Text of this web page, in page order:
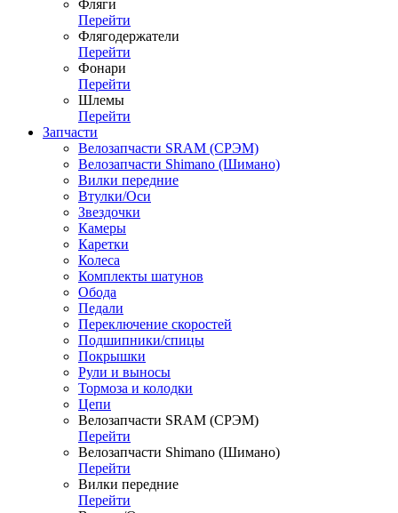
Фляги
Перейти
Флягодержатели
Перейти
Фонари
Перейти
Шлемы
Перейти
Запчасти
Велозапчасти SRAM (СРЭМ)
Велозапчасти Shimano (Шимано)
Вилки передние
Втулки/Оси
Звездочки
Камеры
Каретки
Колеса
Комплекты шатунов
Обода
Педали
Переключение скоростей
Подшипники/спицы
Покрышки
Рули и выносы
Тормоза и колодки
Цепи
Велозапчасти SRAM (СРЭМ)
Перейти
Велозапчасти Shimano (Шимано)
Перейти
Вилки передние
Перейти